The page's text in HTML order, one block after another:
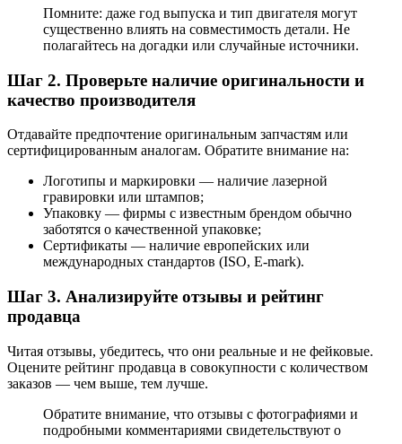
Помните: даже год выпуска и тип двигателя могут
существенно влиять на совместимость детали. Не
полагайтесь на догадки или случайные источники.
Шаг 2. Проверьте наличие оригинальности и
качество производителя
Отдавайте предпочтение оригинальным запчастям или
сертифицированным аналогам. Обратите внимание на:
Логотипы и маркировки — наличие лазерной
гравировки или штампов;
Упаковку — фирмы с известным брендом обычно
заботятся о качественной упаковке;
Сертификаты — наличие европейских или
международных стандартов (ISO, E-mark).
Шаг 3. Анализируйте отзывы и рейтинг
продавца
Читая отзывы, убедитесь, что они реальные и не фейковые.
Оцените рейтинг продавца в совокупности с количеством
заказов — чем выше, тем лучше.
Обратите внимание, что отзывы с фотографиями и
подробными комментариями свидетельствуют о